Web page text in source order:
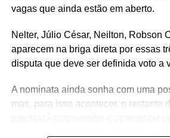
vagas que ainda estão em aberto.
Nelter, Júlio César, Neilton, Robson
aparecem na briga direta por essas
disputa que deve ser definida voto a
A nominata ainda sonha com uma
mas, para isso acontecer, o restante